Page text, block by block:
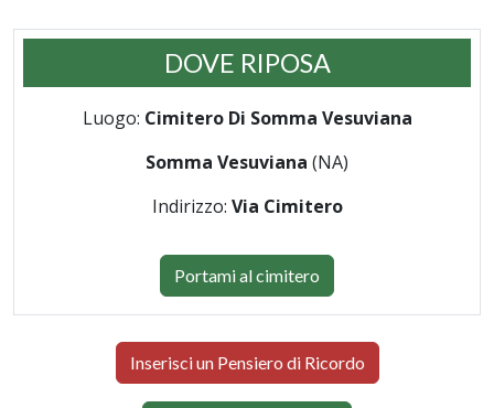
DOVE RIPOSA
Luogo: Cimitero Di Somma Vesuviana
Somma Vesuviana (NA)
Indirizzo: Via Cimitero
Portami al cimitero
Inserisci un Pensiero di Ricordo